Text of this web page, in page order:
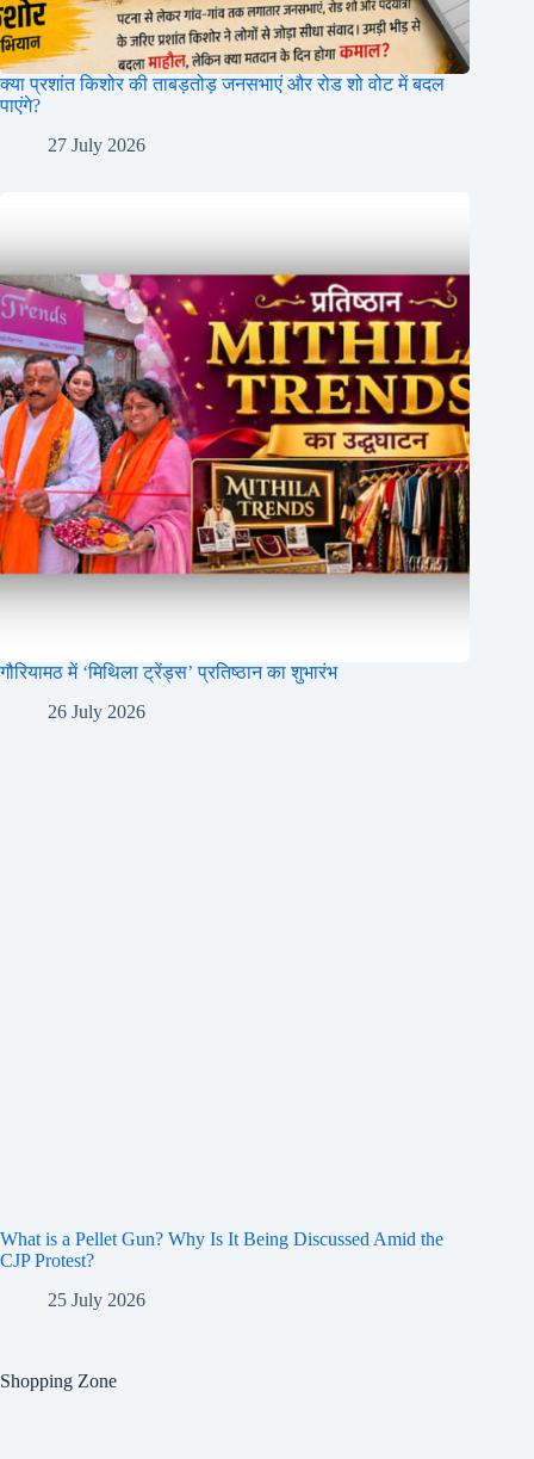
क्या प्रशांत किशोर की ताबड़तोड़ जनसभाएं और रोड शो वोट में बदल
पाएंगे?
27 July 2026
गौरियामठ में ‘मिथिला ट्रेंड्स’ प्रतिष्ठान का शुभारंभ
26 July 2026
What is a Pellet Gun? Why Is It Being Discussed Amid the
CJP Protest?
25 July 2026
Shopping Zone